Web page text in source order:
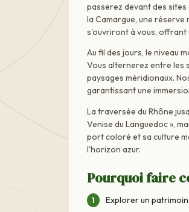
passerez devant des
la Camargue, une réserve
s'ouvriront à vous, offrant
Au fil des jours, le niveau
Vous alternerez entre les
paysages méridionaux.
garantissant une
La traversée du Rhône
Venise du Languedoc »,
port coloré et sa culture
l'horizon azur.
Pourquoi faire
Explorer un